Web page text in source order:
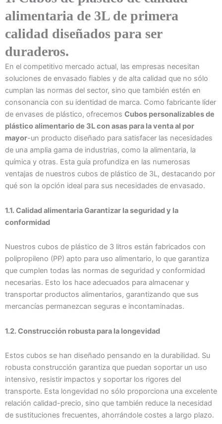
alimentaria de 3L de primera
calidad diseñados para ser
duraderos.
En el competitivo mercado actual, las empresas necesitan
soluciones de envasado fiables y de alta calidad que no sólo
cumplan las normas del sector, sino que también estén en
consonancia con su identidad de marca. Como fabricante líder
de envases de plástico, ofrecemos Cubos personalizables de
plástico alimentario de 3L con asas para la venta al por
mayor-un producto diseñado para satisfacer las necesidades
de una amplia gama de industrias, como la alimentaria, la
química y otras. Esta guía profundiza en las numerosas
ventajas de nuestros cubos de plástico de 3L, destacando por
qué son la opción ideal para sus necesidades de envasado.
1.1. Calidad alimentaria Garantizar la seguridad y la
conformidad
Nuestros cubos de plástico de 3 litros están fabricados con
polipropileno (PP) apto para uso alimentario, lo que garantiza
que cumplen todas las normas de seguridad y conformidad
necesarias. Esto los hace adecuados para almacenar y
transportar productos alimentarios, garantizando que sus
mercancías permanezcan seguras e incontaminadas.
1.2. Construcción robusta para la longevidad
Estos cubos se han diseñado pensando en la durabilidad. Su
robusta construcción garantiza que puedan soportar un uso
intensivo, resistir impactos y soportar los rigores del
transporte. Esta longevidad no sólo proporciona una excelente
relación calidad-precio, sino que también reduce la necesidad
de sustituciones frecuentes, ahorrándole costes a largo plazo.